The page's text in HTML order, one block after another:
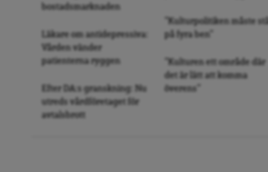
bostadsmarknaden
Läkare om antidepressiva:
Vården vänder
patienterna ryggen
Efter DA:s granskning: Nu
utreds vårdföretaget för
avtalsbrott
”Kulturpolitiken måste stå
på fyra ben”
”Kulturen ett område där
det är lätt att komma
överens”